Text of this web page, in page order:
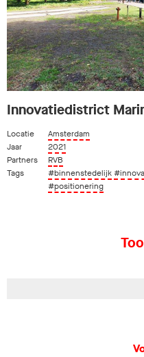
Innovatiedistrict
Locatie
Amsterdam
Jaar
2021
Partners
RVB
Tags
#binnenstedelijk
#positionering